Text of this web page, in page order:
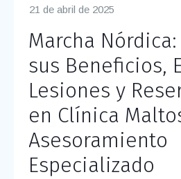
21 de abril de 2025
Marcha
sus Beneficios,
Lesiones y
en Clínica
Asesoramiento
Especializado